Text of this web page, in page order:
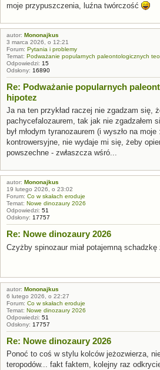
moje przypuszczenia, luźna twórczość
autor: Mononajkus
3 marca 2026, o 12:21
Forum: Pytania i problemy
Temat: Podważanie popularnych paleontologicznych
Odpowiedzi: 15
Odsłony: 16890
Re: Podważanie popularnych
hipotez
Ja na ten przykład raczej nie zgadzam się,
pachycefalozaurem, tak jak nie zgadzałem
był młodym tyranozaurem (i wyszło na
kontrowersyjne, nie wydaje mi się, żeby
powszechne - zwłaszcza wśró...
autor: Mononajkus
19 lutego 2026, o 23:02
Forum: Co w skałach eroduje
Temat: Nowe dinozaury 2026
Odpowiedzi: 51
Odsłony: 17757
Re: Nowe dinozaury 2026
Czyżby spinozaur miał potajemną
autor: Mononajkus
6 lutego 2026, o 22:27
Forum: Co w skałach eroduje
Temat: Nowe dinozaury 2026
Odpowiedzi: 51
Odsłony: 17757
Re: Nowe dinozaury 2026
Ponoć to coś w stylu kolców jeżozwierza,
teropodów... fakt faktem, kolejny raz